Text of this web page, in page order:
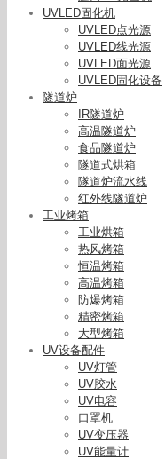
UVLED固化机
UVLED点光源
UVLED线光源
UVLED面光源
UVLED固化设备
隧道炉
IR隧道炉
高温隧道炉
食品隧道炉
隧道式烘箱
隧道炉流水线
红外线隧道炉
工业烤箱
工业烘箱
热风烤箱
恒温烤箱
高温烤箱
防爆烤箱
精密烤箱
大型烤箱
UV设备配件
UV灯管
UV胶水
UV电容
口罩机
UV变压器
UV能量计